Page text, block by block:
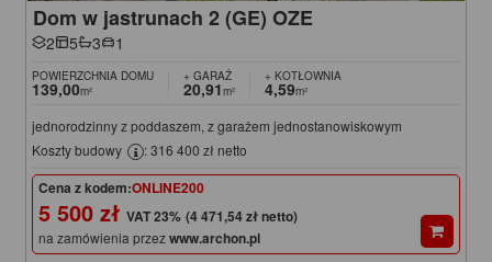
Dom w jastrunach 2 (GE) OZE
2 5 3 1
POWIERZCHNIA DOMU
139,00m²
+ GARAŻ
20,91m²
+ KOTŁOWNIA
4,59m²
jednorodzinny z poddaszem, z garażem jednostanowiskowym
Koszty budowy
: 316 400 zł netto
Cena z kodem:ONLINE200
5 500 zł (4 471,54 zł netto)
na zamówienia przezwww.archon.pl